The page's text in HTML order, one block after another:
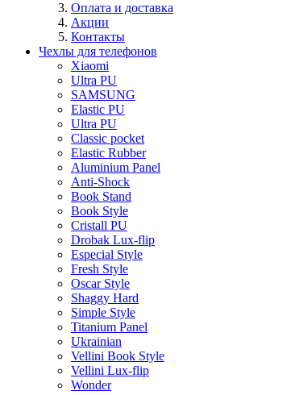
Оплата и доставка
Акции
Контакты
Чехлы для телефонов
Xiaomi
Ultra PU
SAMSUNG
Elastic PU
Ultra PU
Classic pocket
Elastic Rubber
Aluminium Panel
Anti-Shock
Book Stand
Book Style
Cristall PU
Drobak Lux-flip
Especial Style
Fresh Style
Oscar Style
Shaggy Hard
Simple Style
Titanium Panel
Ukrainian
Vellini Book Style
Vellini Lux-flip
Wonder